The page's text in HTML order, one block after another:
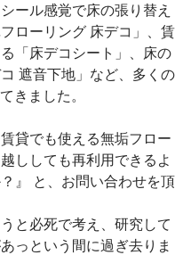
ール感覚で床の張り替え
ローリング 床デコ」、賃
「床デコシート」、床の
遮音下地」など、多くの
きました。
貸でも使える無垢フロー
ししても再利用できるよ
』 と、お問い合わせを頂
と必死で考え、研究して
っという間に過ぎ去りま